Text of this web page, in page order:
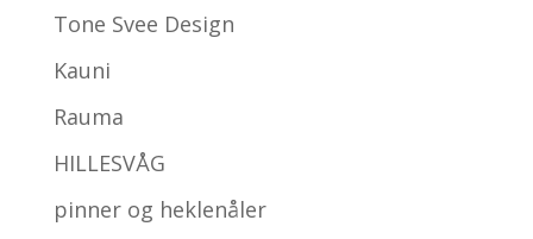
Tone Svee Design
Kauni
Rauma
HILLESVÅG
pinner og heklenåler